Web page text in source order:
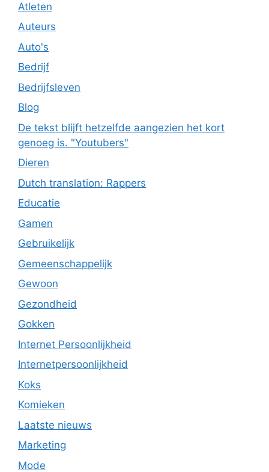
Atleten
Auteurs
Auto's
Bedrijf
Bedrijfsleven
Blog
De tekst blijft hetzelfde aangezien het kort
genoeg is. "Youtubers"
Dieren
Dutch translation: Rappers
Educatie
Gamen
Gebruikelijk
Gemeenschappelijk
Gewoon
Gezondheid
Gokken
Internet Persoonlijkheid
Internetpersoonlijkheid
Koks
Komieken
Laatste nieuws
Marketing
Mode